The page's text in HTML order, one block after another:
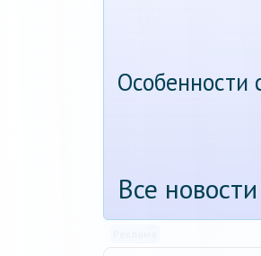
Особенности
Все новости